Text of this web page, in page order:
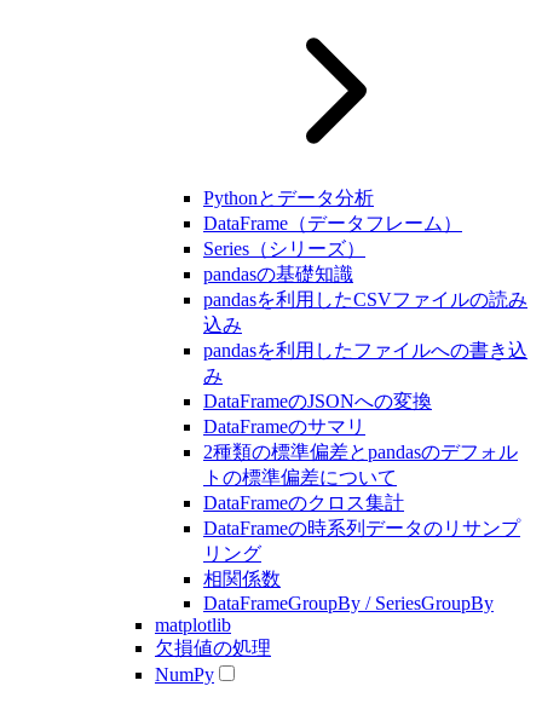
Pythonとデータ分析
DataFrame（データフレーム）
Series（シリーズ）
pandasの基礎知識
pandasを利用したCSVファイルの読み
込み
pandasを利用したファイルへの書き込
み
DataFrameのJSONへの変換
DataFrameのサマリ
2種類の標準偏差とpandasのデフォル
トの標準偏差について
DataFrameのクロス集計
DataFrameの時系列データのリサンプ
リング
相関係数
DataFrameGroupBy / SeriesGroupBy
matplotlib
欠損値の処理
NumPy